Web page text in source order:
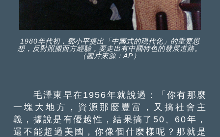
1980年代初，鄧小平提出「中國式的現代化」的重要思
想，反對照搬西方經驗，要走出有中國特色的發展道路。
（圖片來源：AP）
毛澤東早在1956年就說過：「你有那麼
一塊大地方，資源那麼豐富，又搞社會主
義，據說是有優越性，結果搞了50、60年，
還不能超過美國，你像個什麼樣呢？那就是